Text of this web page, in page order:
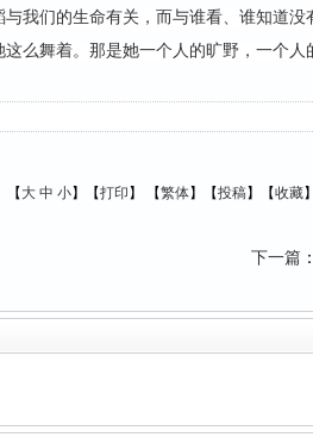
我们的生命有关，而与谁看、谁知道
这么舞着。那是她一个人的旷野，一个
【 大 中 小】【打印 】 【繁体】【投稿】【收藏
下一篇